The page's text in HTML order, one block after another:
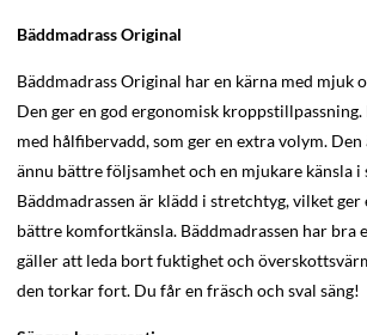
Bäddmadrass Original
Bäddmadrass Original har en kärna med mjuk
Den ger en god ergonomisk kroppstillpassning.
med hålfibervadd, som ger en extra volym.
ännu bättre följsamhet och en mjukare känsla i
Bäddmadrassen är klädd i stretchtyg, vilket ger
bättre komfortkänsla. Bäddmadrassen har bra
gäller att leda bort fuktighet och
den torkar fort. Du får en fräsch och sval säng!